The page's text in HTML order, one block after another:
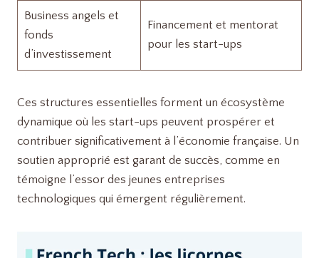
Business angels et
fonds
d’investissement
Financement et mentorat
pour les start-ups
Ces structures essentielles forment un écosystème
dynamique où les start-ups peuvent prospérer et
contribuer significativement à l’économie française. Un
soutien approprié est garant de succès, comme en
témoigne l’essor des jeunes entreprises
technologiques qui émergent régulièrement.